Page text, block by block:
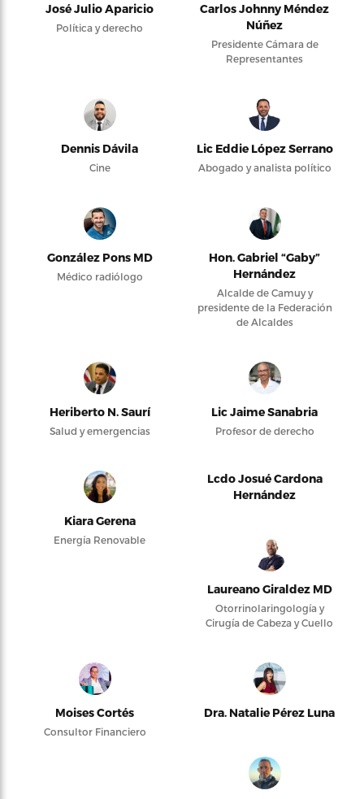
José Julio Aparicio
Política y derecho
Carlos Johnny Méndez
Núñez
Presidente Cámara de
Representantes
Dennis Dávila
Cine
Lic Eddie López Serrano
Abogado y analista político
González Pons MD
Médico radiólogo
Hon. Gabriel “Gaby”
Hernández
Alcalde de Camuy y
presidente de la Federación
de Alcaldes
Heriberto N. Saurí
Salud y emergencias
Lic Jaime Sanabria
Profesor de derecho
Kiara Gerena
Energía Renovable
Lcdo Josué Cardona
Hernández
Laureano Giraldez MD
Otorrinolaringología y
Cirugía de Cabeza y Cuello
Moises Cortés
Consultor Financiero
Dra. Natalie Pérez Luna